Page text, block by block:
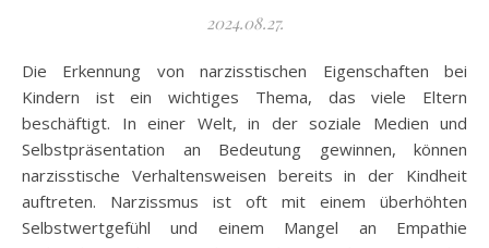
2024.08.27.
Die Erkennung von narzisstischen Eigenschaften bei
Kindern ist ein wichtiges Thema, das viele Eltern
beschäftigt. In einer Welt, in der soziale Medien und
Selbstpräsentation an Bedeutung gewinnen, können
narzisstische Verhaltensweisen bereits in der Kindheit
auftreten. Narzissmus ist oft mit einem überhöhten
Selbstwertgefühl und einem Mangel an Empathie